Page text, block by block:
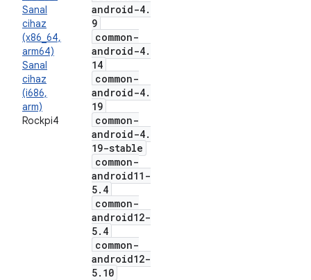
Sanal
cihaz
(x86_64,
arm64)
Sanal
cihaz
(i686,
arm)
Rockpi4
android-4.
9
common-
android-4.
14
common-
android-4.
19
common-
android-4.
19-stable
common-
android11-
5. 4
common-
android12-
5. 4
common-
android12-
5. 10